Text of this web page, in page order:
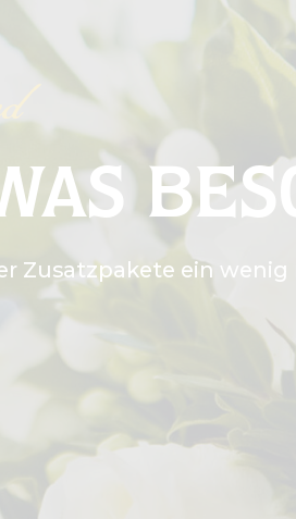
Zusatzpakete ein wenig